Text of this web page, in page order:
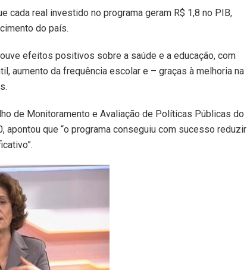
cada real investido no programa geram R$ 1,8 no PIB,
do país.
efeitos positivos sobre a saúde e a educação, com
aumento da frequência escolar e – graças à melhoria na
de Monitoramento e Avaliação de Políticas Públicas do
apontou que “o programa conseguiu com sucesso reduzir